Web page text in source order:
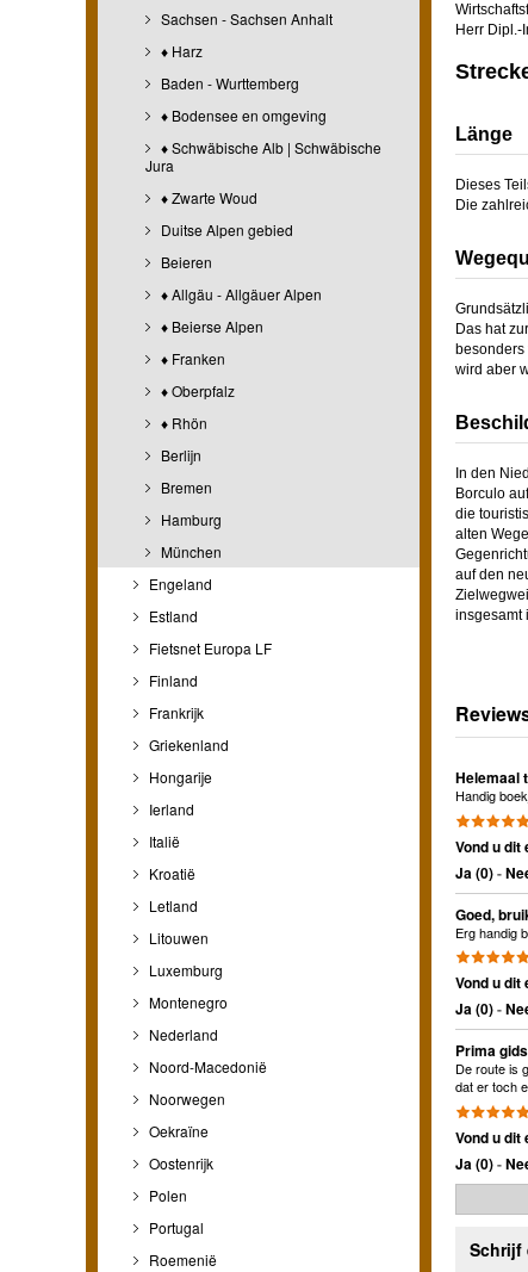
Sachsen - Sachsen Anhalt
♦ Harz
Baden - Wurttemberg
♦ Bodensee en omgeving
♦ Schwäbische Alb | Schwäbische
Jura
♦ Zwarte Woud
Duitse Alpen gebied
Beieren
♦ Allgäu - Allgäuer Alpen
♦ Beierse Alpen
♦ Franken
♦ Oberpfalz
♦ Rhön
Berlijn
Bremen
Hamburg
München
Engeland
Estland
Fietsnet Europa LF
Finland
Frankrijk
Griekenland
Hongarije
Ierland
Italië
Kroatië
Letland
Litouwen
Luxemburg
Montenegro
Nederland
Noord-Macedonië
Noorwegen
Oekraïne
Oostenrijk
Polen
Portugal
Roemenië
Herr Dipl.-
Länge
Dieses
Die
Das hat
wird aber
In den
Borculo
die
alten
auf den
insgesamt
Helemaal
Handig
Vond u dit
Ja (0)-
Goed,
Erg handig
Vond u dit
Ja (0)-
Prima gids
De route is
dat er toch
Vond u dit
Ja (0)-
Schrijf